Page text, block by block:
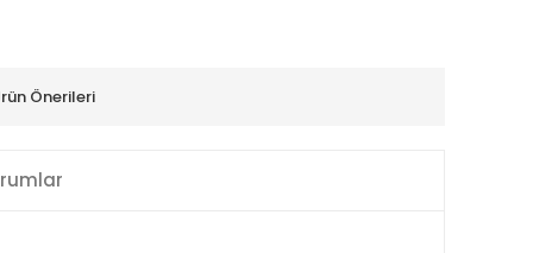
Önerileri